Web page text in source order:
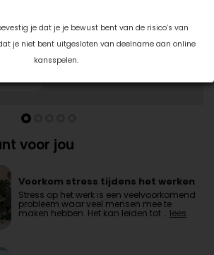
je dat je je bewust bent van de risico’s van
je niet bent uitgesloten van deelname aan online
kansspelen.
9761TD Eelde
voor jou
Voorkom stress tijdens het werken
Stress op het werk is een veelvoorkomend
probleem waar veel mensen mee te
maken hebben. Het kan leiden tot … lees